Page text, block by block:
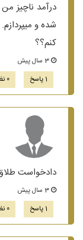
درآمد ناچیز
شده و
کنم؟؟
1 پاسخ
0 نظر
دادخواست
1 پاسخ
0 نظر